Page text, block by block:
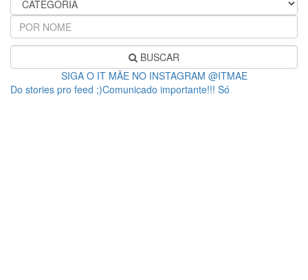
BUSCAR
SIGA O IT MÃE NO INSTAGRAM @ITMAE
Do stories pro feed ;)Comunicado importante!!! Só